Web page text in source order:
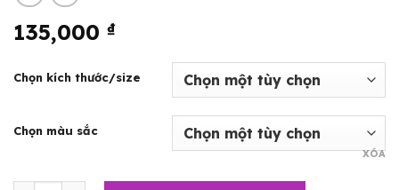
135,000 ₫
Chọn kích thước/size
Chọn màu sắc
XÓA